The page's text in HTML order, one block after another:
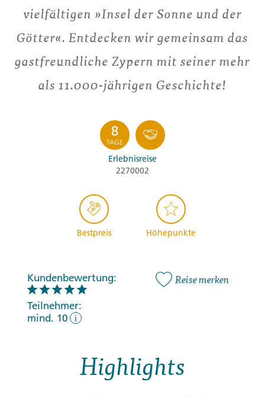
vielfältigen »Insel der Sonne und der
Götter«. Entdecken wir gemeinsam das
gastfreundliche Zypern mit seiner mehr
als 11.000-jährigen Geschichte!
8
TAGE
Erlebnisreise
2270002
Bestpreis Höhepunkte
Kundenbewertung:
Teilnehmer:
mind. 10
i
Reise merken
Highlights